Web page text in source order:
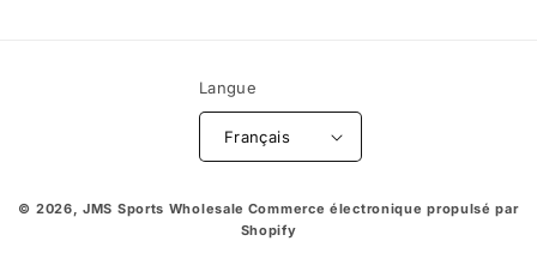
Langue
Français
© 2026,JMS Sports Wholesale Commerce électronique propulsé par
Shopify